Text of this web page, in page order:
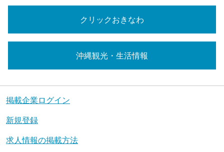
クリックおきなわ
沖縄観光・生活情報
掲載企業ログイン
新規登録
求人情報の掲載方法